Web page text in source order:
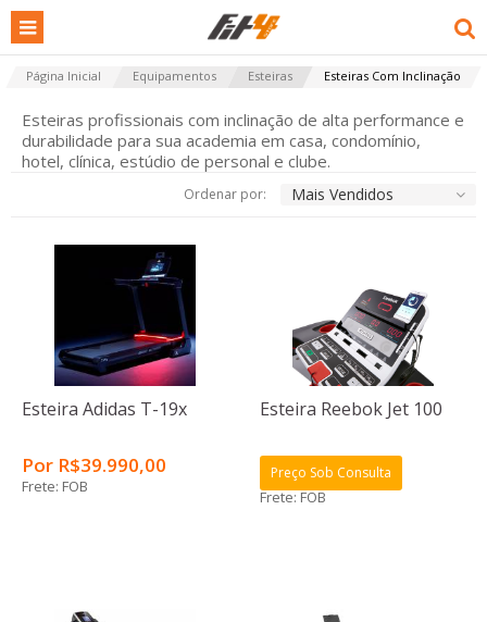
Página Inicial Equipamentos Esteiras Esteiras Com Inclinação
Esteiras profissionais com inclinação de alta performance e
durabilidade para sua academia em casa, condomínio,
hotel, clínica, estúdio de personal e clube.
Ordenar por: Mais Vendidos
Esteira Adidas T-19x
Por R$39.990,00
Frete: FOB
Esteira Reebok Jet 100
Preço Sob Consulta
Frete: FOB